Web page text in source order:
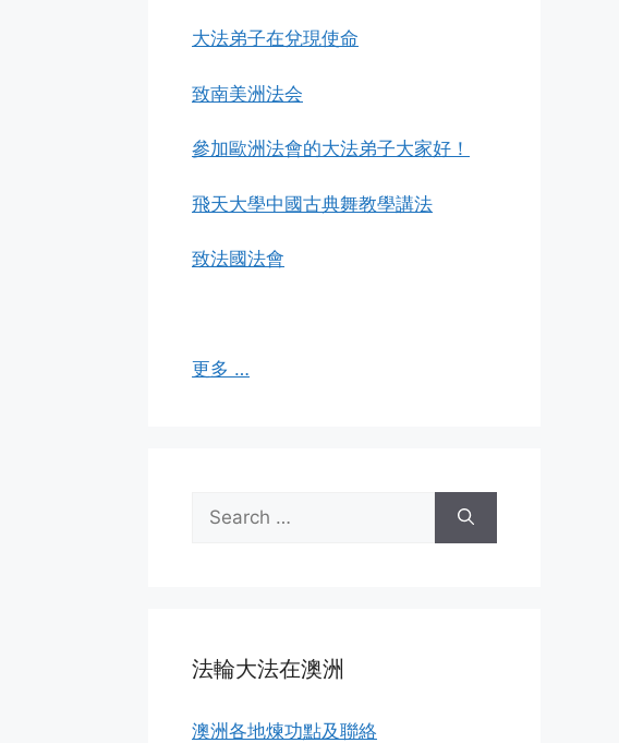
大法弟子在兌現使命
致南美洲法会
參加歐洲法會的大法弟子大家好！
飛天大學中國古典舞教學講法
致法國法會
更多 …
Search
for:
法輪大法在澳洲
澳洲各地煉功點及聯絡